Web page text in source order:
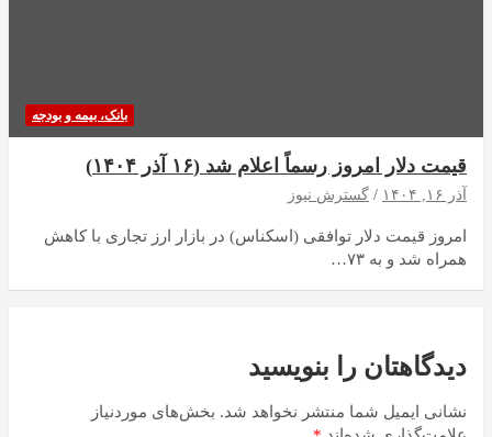
بانک، بیمه و بودجه
قیمت دلار امروز رسماً اعلام شد (۱۶ آذر ۱۴۰۴)
آذر ۱۶, ۱۴۰۴ گسترش نیوز
امروز قیمت دلار توافقی (اسکناس) در بازار ارز تجاری با کاهش
همراه شد و به ۷۳…
دیدگاهتان را بنویسید
نشانی ایمیل شما منتشر نخواهد شد. بخش‌های موردنیاز